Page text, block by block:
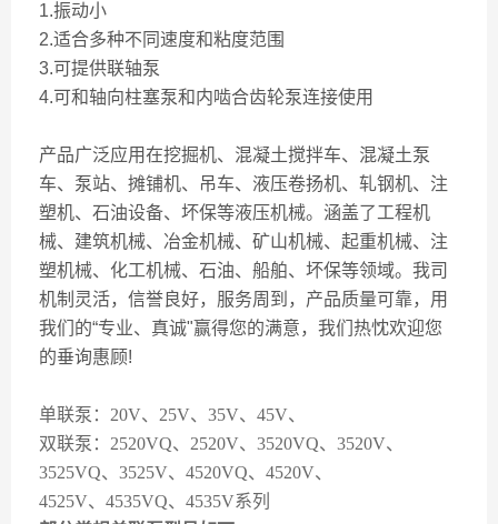
1.振动小
2.适合多种不同速度和粘度范围
3.可提供联轴泵
4.可和轴向柱塞泵和内啮合齿轮泵连接使用
产品广泛应用在挖掘机、混凝土搅拌车、混凝土泵
车、泵站、摊铺机、吊车、液压卷扬机、轧钢机、注
塑机、石油设备、坏保等液压机械。涵盖了工程机
械、建筑机械、冶金机械、矿山机械、起重机械、注
塑机械、化工机械、石油、船舶、坏保等领域。我司
机制灵活，信誉良好，服务周到，产品质量可靠，用
我们的“专业、真诚"赢得您的满意，我们热忱欢迎您
的垂询惠顾!
单联泵：20V、25V、35V、45V、
双联泵：2520VQ、2520V、3520VQ、3520V、
3525VQ、3525V、4520VQ、4520V、
4525V、4535VQ、4535V系列